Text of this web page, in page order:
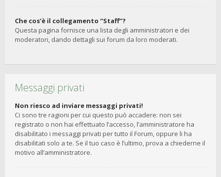
Che cos’è il collegamento “Staff”?
Questa pagina fornisce una lista degli amministratori e dei
moderatori, dando dettagli sui forum da loro moderati.
Messaggi privati
Non riesco ad inviare messaggi privati!
Ci sono tre ragioni per cui questo può accadere: non sei
registrato o non hai effettuato l’accesso, l’amministratore ha
disabilitato i messaggi privati per tutto il Forum, oppure li ha
disabilitati solo a te. Se il tuo caso è l’ultimo, prova a chiederne il
motivo all’amministratore.